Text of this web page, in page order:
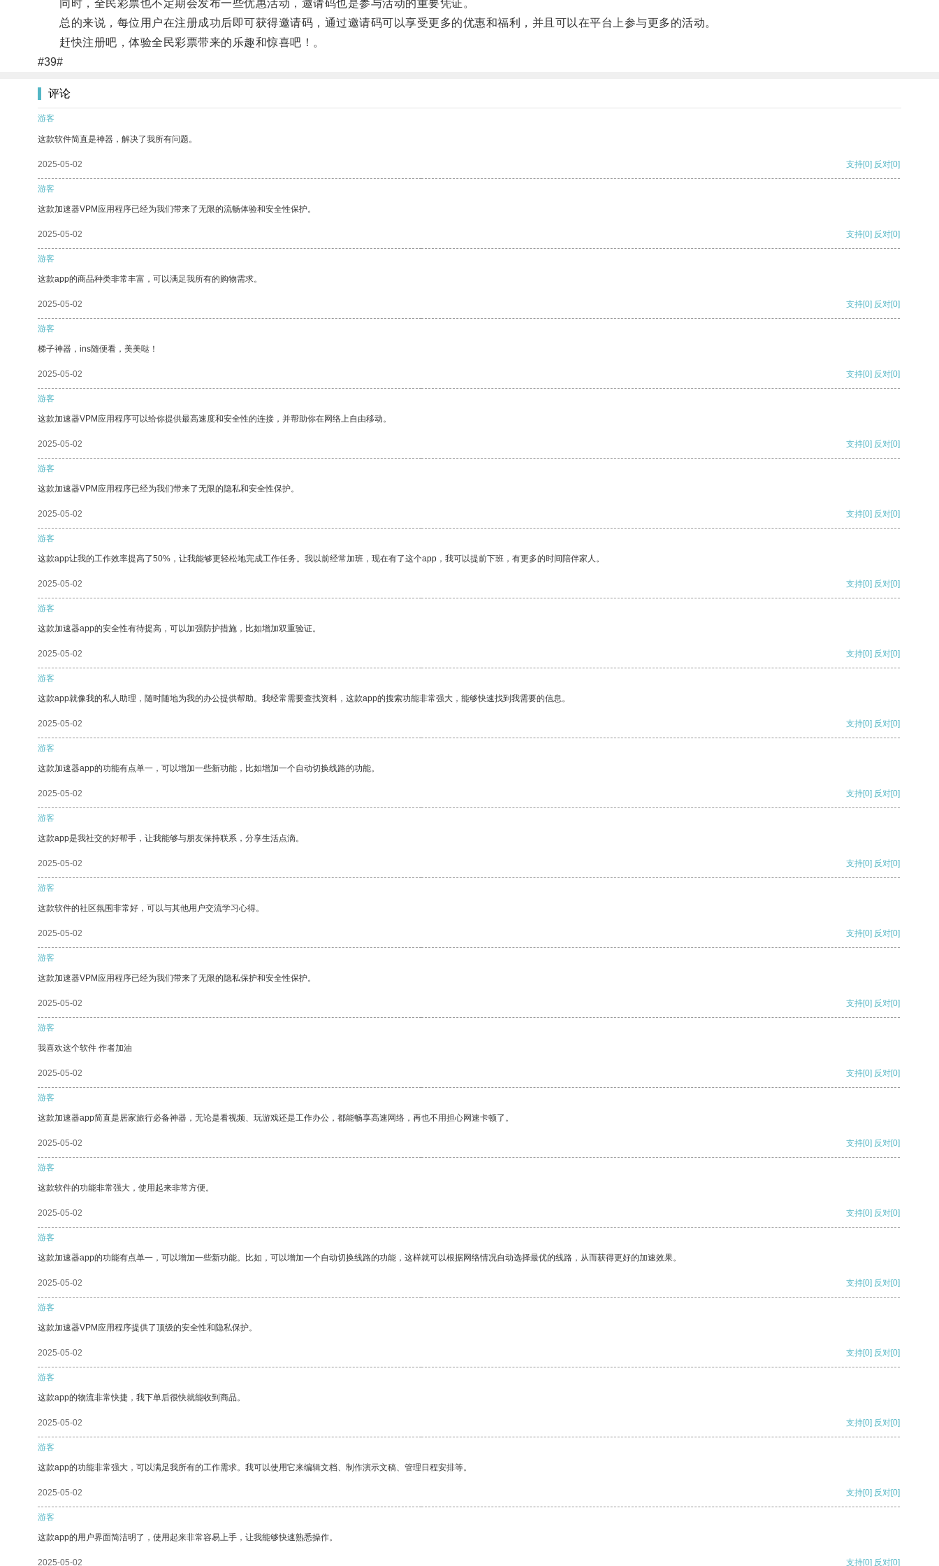
同时，全民彩票也不定期会发布一些优惠活动，邀请码也是参与活动的重要凭证。
总的来说，每位用户在注册成功后即可获得邀请码，通过邀请码可以享受更多的优惠和福利，并且可以在平台上参与更多的活动。
赶快注册吧，体验全民彩票带来的乐趣和惊喜吧！。
#39#
评论
游客
这款软件简直是神器，解决了我所有问题。
2025-05-02 支持[0] 反对[0]
游客
这款加速器VPM应用程序已经为我们带来了无限的流畅体验和安全性保护。
2025-05-02 支持[0] 反对[0]
游客
这款app的商品种类非常丰富，可以满足我所有的购物需求。
2025-05-02 支持[0] 反对[0]
游客
梯子神器，ins随便看，美美哒！
2025-05-02 支持[0] 反对[0]
游客
这款加速器VPM应用程序可以给你提供最高速度和安全性的连接，并帮助你在网络上自由移动。
2025-05-02 支持[0] 反对[0]
游客
这款加速器VPM应用程序已经为我们带来了无限的隐私和安全性保护。
2025-05-02 支持[0] 反对[0]
游客
这款app让我的工作效率提高了50%，让我能够更轻松地完成工作任务。我以前经常加班，现在有了这个app，我可以提前下班，有更多的时间陪伴家人。
2025-05-02 支持[0] 反对[0]
游客
这款加速器app的安全性有待提高，可以加强防护措施，比如增加双重验证。
2025-05-02 支持[0] 反对[0]
游客
这款app就像我的私人助理，随时随地为我的办公提供帮助。我经常需要查找资料，这款app的搜索功能非常强大，能够快速找到我需要的信息。
2025-05-02 支持[0] 反对[0]
游客
这款加速器app的功能有点单一，可以增加一些新功能，比如增加一个自动切换线路的功能。
2025-05-02 支持[0] 反对[0]
游客
这款app是我社交的好帮手，让我能够与朋友保持联系，分享生活点滴。
2025-05-02 支持[0] 反对[0]
游客
这款软件的社区氛围非常好，可以与其他用户交流学习心得。
2025-05-02 支持[0] 反对[0]
游客
这款加速器VPM应用程序已经为我们带来了无限的隐私保护和安全性保护。
2025-05-02 支持[0] 反对[0]
游客
我喜欢这个软件 作者加油
2025-05-02 支持[0] 反对[0]
游客
这款加速器app简直是居家旅行必备神器，无论是看视频、玩游戏还是工作办公，都能畅享高速网络，再也不用担心网速卡顿了。
2025-05-02 支持[0] 反对[0]
游客
这款软件的功能非常强大，使用起来非常方便。
2025-05-02 支持[0] 反对[0]
游客
这款加速器app的功能有点单一，可以增加一些新功能。比如，可以增加一个自动切换线路的功能，这样就可以根据网络情况自动选择最优的线路，从而获得更好的加速效果。
2025-05-02 支持[0] 反对[0]
游客
这款加速器VPM应用程序提供了顶级的安全性和隐私保护。
2025-05-02 支持[0] 反对[0]
游客
这款app的物流非常快捷，我下单后很快就能收到商品。
2025-05-02 支持[0] 反对[0]
游客
这款app的功能非常强大，可以满足我所有的工作需求。我可以使用它来编辑文档、制作演示文稿、管理日程安排等。
2025-05-02 支持[0] 反对[0]
游客
这款app的用户界面简洁明了，使用起来非常容易上手，让我能够快速熟悉操作。
2025-05-02 支持[0] 反对[0]